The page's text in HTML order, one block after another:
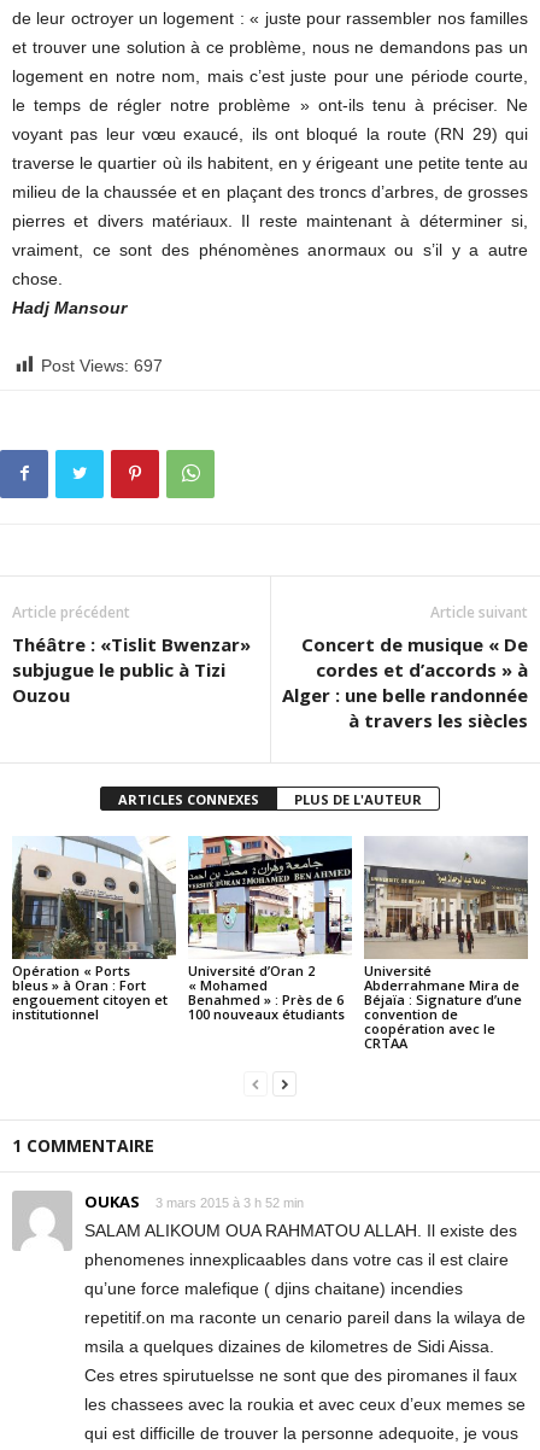
de leur octroyer un logement : « juste pour rassembler nos familles
et trouver une solution à ce problème, nous ne demandons pas un
logement en notre nom, mais c’est juste pour une période courte,
le temps de régler notre problème » ont-ils tenu à préciser. Ne
voyant pas leur vœu exaucé, ils ont bloqué la route (RN 29) qui
traverse le quartier où ils habitent, en y érigeant une petite tente au
milieu de la chaussée et en plaçant des troncs d’arbres, de grosses
pierres et divers matériaux. Il reste maintenant à déterminer si,
vraiment, ce sont des phénomènes anormaux ou s’il y a autre
chose.
Hadj Mansour
Post Views: 697
Article précédent
Théâtre : «Tislit Bwenzar»
subjugue le public à Tizi
Ouzou
Article suivant
Concert de musique « De
cordes et d’accords » à
Alger : une belle randonnée
à travers les siècles
ARTICLES CONNEXES PLUS DE L'AUTEUR
Opération « Ports
bleus » à Oran : Fort
engouement citoyen et
institutionnel
Université d’Oran 2
« Mohamed
Benahmed » : Près de 6
100 nouveaux étudiants
Université
Abderrahmane Mira de
Béjaïa : Signature d’une
convention de
coopération avec le
CRTAA
1 COMMENTAIRE
OUKAS 3 mars 2015 à 3 h 52 min
SALAM ALIKOUM OUA RAHMATOU ALLAH. Il existe des
phenomenes innexplicaables dans votre cas il est claire
qu’une force malefique ( djins chaitane) incendies
repetitif.on ma raconte un cenario pareil dans la wilaya de
msila a quelques dizaines de kilometres de Sidi Aissa.
Ces etres spirutuelsse ne sont que des piromanes il faux
les chassees avec la roukia et avec ceux d’eux memes se
qui est difficille de trouver la personne adequoite, je vous